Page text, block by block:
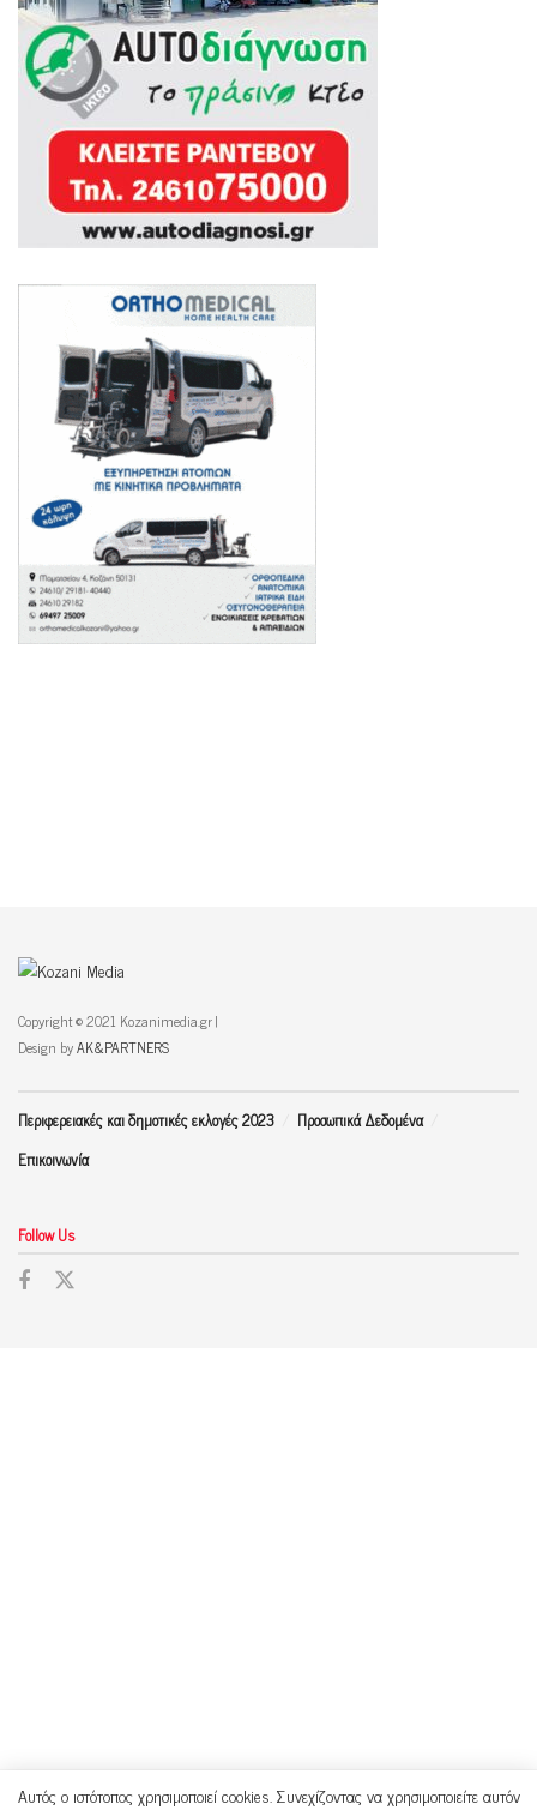
Copyright © 2021 Kozanimedia.gr |
Design byAK&PARTNERS
Περιφερειακές και δημοτικές εκλογές 2023
Προσωπικά Δεδομένα
Επικοινωνία
Follow Us
Αυτός ο ιστότοπος χρησιμοποιεί cookies. Συνεχίζοντας να χρησιμοποιείτε αυτόν